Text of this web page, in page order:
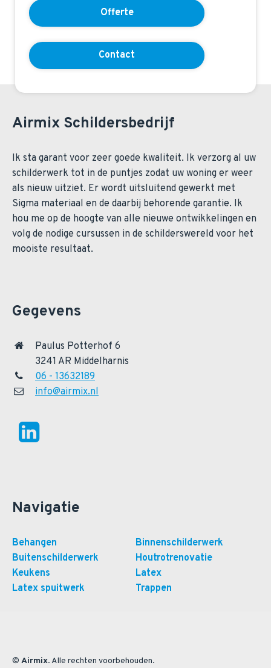
Offerte
Contact
Airmix Schildersbedrijf
Ik sta garant voor zeer goede kwaliteit. Ik verzorg al uw
schilderwerk tot in de puntjes zodat uw woning er weer
als nieuw uitziet. Er wordt uitsluitend gewerkt met
Sigma materiaal en de daarbij behorende garantie. Ik
hou me op de hoogte van alle nieuwe ontwikkelingen en
volg de nodige cursussen in de schilderswereld voor het
mooiste resultaat.
Gegevens
Paulus Potterhof 6
3241 AR Middelharnis
06 - 13632189
info@airmix.nl
Navigatie
Behangen
Binnenschilderwerk
Buitenschilderwerk
Houtrotrenovatie
Keukens
Latex
Latex spuitwerk
Trappen
© Airmix. Alle rechten voorbehouden.